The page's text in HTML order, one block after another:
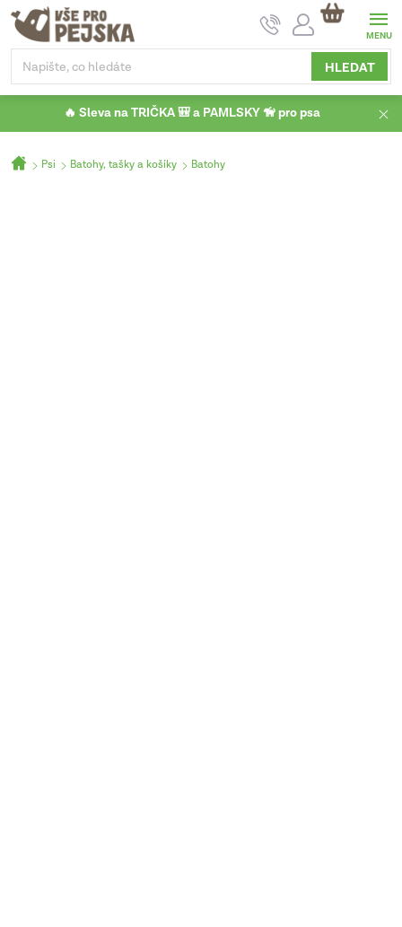
Přejít
obsah
HLEDAT
NÁKUPNÍ
KOŠÍK
🔥 Sleva na TRIČKA 🎒 a PAMLSKY 🦮 pro psa
Domů
Psi Batohy, tašky a košíky Batohy